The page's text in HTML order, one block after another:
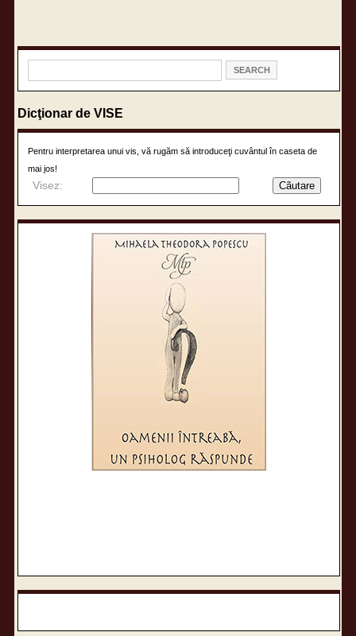
Dicţionar de VISE
Pentru interpretarea unui vis, vă rugăm să introduceţi cuvântul în caseta de
mai jos!
Visez: